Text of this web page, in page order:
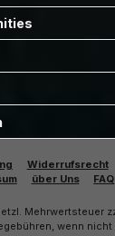
Widerrufsrecht
über Uns FAQ
Mehrwertsteuer
wenn